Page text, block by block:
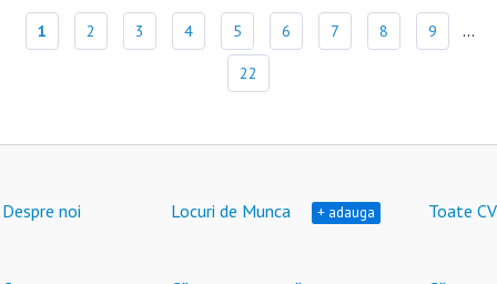
1 2 3 4 5 6 7 8 9 ...
22
Despre noi Locuri de Munca + adauga Toate